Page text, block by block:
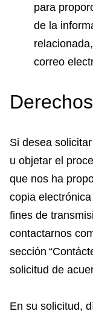
para
de la
correo
Si desea
u objetar el
que nos ha
copia
fines de
contactarnos
sección
solicitud de
En su solicitud,